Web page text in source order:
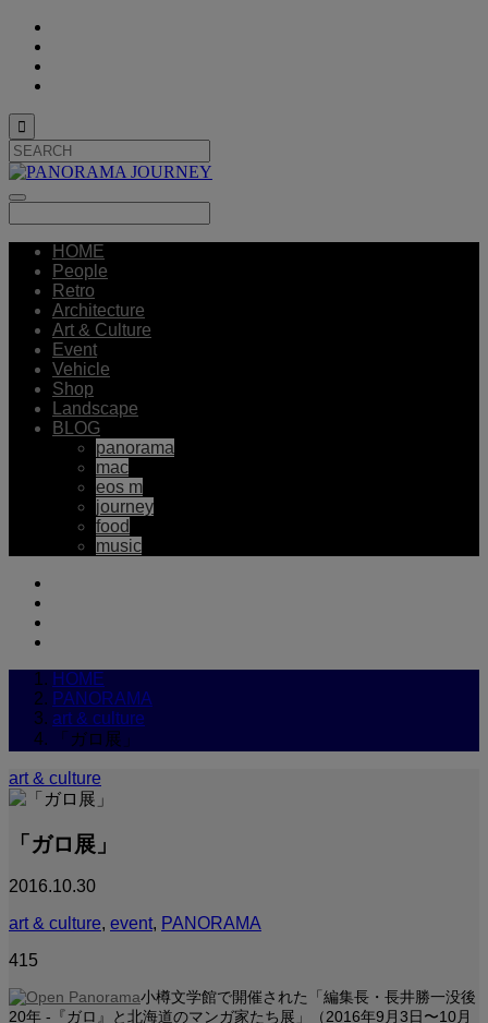

HOME
People
Retro
Architecture
Art & Culture
Event
Vehicle
Shop
Landscape
BLOG
panorama
mac
eos m
journey
food
music
HOME
PANORAMA
art & culture
「ガロ展」
art & culture
「ガロ展」
2016.10.30
art & culture, event, PANORAMA
415
小樽文学館で開催された「編集長・長井勝一没後
20年 -『ガロ』と北海道のマンガ家たち展」（2016年9月3日〜10月